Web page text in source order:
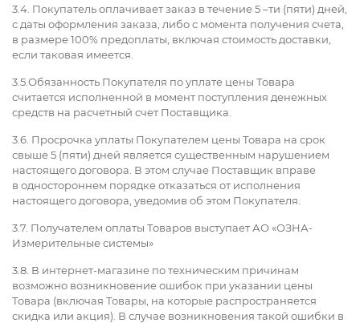
3.4. Покупатель оплачивает заказ в течение 5 –ти (пяти) дней,
с даты оформления заказа, либо с момента получения счета,
в размере 100% предоплаты, включая стоимость доставки,
если таковая имеется.
3.5.Обязанность Покупателя по уплате цены Товара
считается исполненной в момент поступления денежных
средств на расчетный счет Поставщика.
3.6. Просрочка уплаты Покупателем цены Товара на срок
свыше 5 (пяти) дней является существенным нарушением
настоящего договора. В этом случае Поставщик вправе
в одностороннем порядке отказаться от исполнения
настоящего договора, уведомив об этом Покупателя.
3.7. Получателем оплаты Товаров выступает АО «ОЗНА-
Измерительные системы»
3.8. В интернет-магазине по техническим причинам
возможно возникновение ошибок при указании цены
Товара (включая Товары, на которые распространяется
скидка или акция). В случае возникновения такой ошибки в